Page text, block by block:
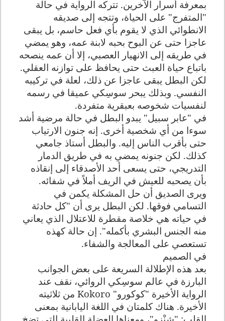
بمعرفة أسرار الآخرين. تتركه الرواية في حالة
"المتفرج" على الحياة، وتتجه إلى صديقه
الانطوائي الذي لا يقوم بأي فعل حاسم، بل يبقى
عاجزا حتى عن البوح بحبه لابنة عمه، وهو يمضي
في طريقه إلى الانهيار العصبي، إلا أن عمه ينصحه
باتباع حياة العبث حتى يحافظ على توازنه العقلي.
لكن البطل يبقى عاجزا عن ذلك، لعلة في تركيبه
النفسي. وبذلك يبحر سوسِكي عميقا في رسمه
لنفسيات شخوصه بعبقرية متفردة.
في "عابر سبيل" يبدو البطل في حالة مرضية أشد
سوءا من أي شخصية أخرى. إنه جنون الارتياب
حتى بأقرب الناس إليه. والبطل أستاذ جامعي
كذلك. لكن جنونه يمضي به في طريق الدمار
التدريجي، حتى يسعى أحد الأصدقاء إلى إنقاذه
بأن يصحبه للعيش في الريف أملاً في شفائه.
ويرى الصديق أن حل المشكلة يكمن في
التسامي فوقها. لكن البطل يرى أن "كل حادثة
في حياته هي خلاصة مقطرة للاعتلال الذي يعاني
منه الجنس البشري بأكمله". إن حالة كهذه
تستعصي على المعالجة والشفاء.
في الصميم
بعد هذه الإطلالة السريعة على بعض الجوانب
البارزة في عالم سوسِكي الروائي، نقف عند
الرواية الأخيرة "كوكورو" Kokoro من ثلاثيته
الأخيرة. هناك كلمتان في اللغة اليابانية بمعنى